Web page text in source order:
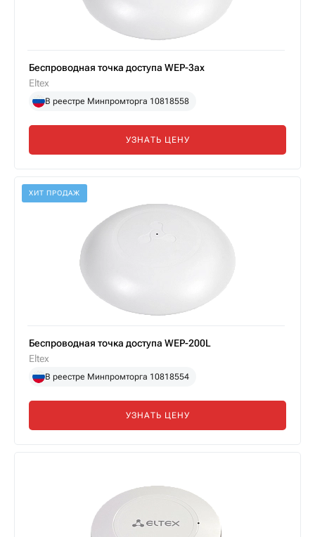
Беспроводная точка доступа WEP-3ax
Eltex
В реестре Минпромторга 10818558
УЗНАТЬ ЦЕНУ
ХИТ ПРОДАЖ
Беспроводная точка доступа WEP-200L
Eltex
В реестре Минпромторга 10818554
УЗНАТЬ ЦЕНУ